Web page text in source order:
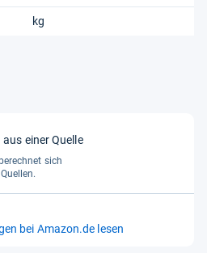
kg
einer Quelle
sich
bei Amazon.de lesen